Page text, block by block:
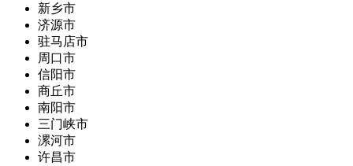
新乡市
济源市
驻马店市
周口市
信阳市
商丘市
南阳市
三门峡市
漯河市
许昌市